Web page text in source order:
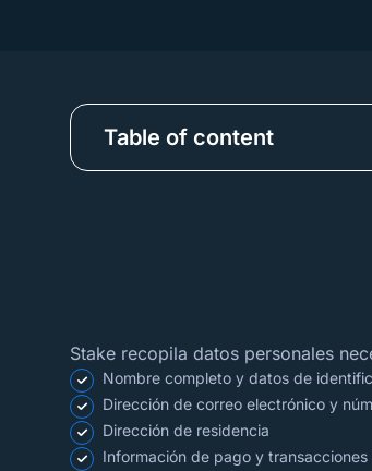
Table of content
Stake recopila datos personales
Nombre completo y datos de
Dirección de correo electrónico y
Dirección de residencia
Información de pago y transacciones